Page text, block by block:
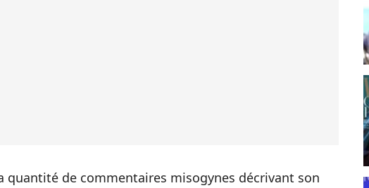
quantité de commentaires misogynes décrivant son